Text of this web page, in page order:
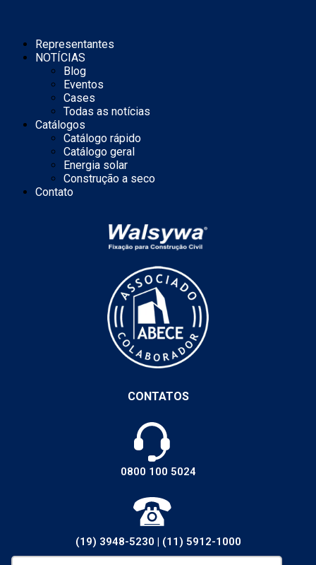
Representantes
NOTÍCIAS
Blog
Eventos
Cases
Todas as notícias
Catálogos
Catálogo rápido
Catálogo geral
Energia solar
Construção a seco
Contato
CONTATOS
0800 100 5024
(19) 3948-5230 (11) 5912-1000